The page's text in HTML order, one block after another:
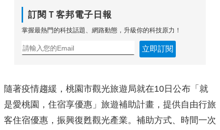
訂閱Ｔ客邦電子日報
掌握最熱門的科技話題、網路動態，升級你的科技原力！
立即訂閱
隨著疫情趨緩，桃園市觀光旅遊局就在10日公布「就
是愛桃園，住宿享優惠」旅遊補助計畫，提供自由行旅
客住宿優惠，振興復甦觀光產業。補助方式、時間一次